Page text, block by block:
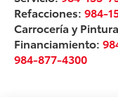
Refacciones:984-
Carrocería y
Financiamiento:
984-877-4300